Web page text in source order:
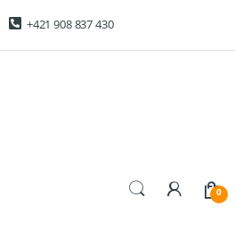
+421 908 837 430
0